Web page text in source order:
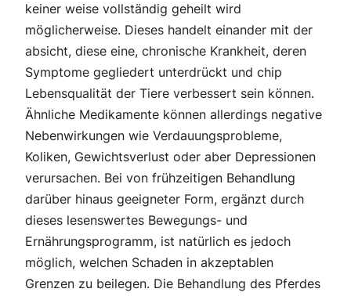
keiner weise vollständig geheilt wird
möglicherweise. Dieses handelt einander mit der
absicht, diese eine, chronische Krankheit, deren
Symptome gegliedert unterdrückt und chip
Lebensqualität der Tiere verbessert sein können.
Ähnliche Medikamente können allerdings negative
Nebenwirkungen wie Verdauungsprobleme,
Koliken, Gewichtsverlust oder aber Depressionen
verursachen. Bei von frühzeitigen Behandlung
darüber hinaus geeigneter Form, ergänzt durch
dieses lesenswertes Bewegungs- und
Ernährungsprogramm, ist natürlich es jedoch
möglich, welchen Schaden in akzeptablen
Grenzen zu beilegen. Die Behandlung des Pferdes